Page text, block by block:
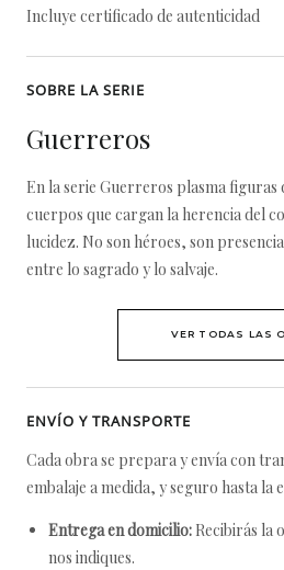
Incluye certificado de autenticidad
SOBRE LA SERIE
Guerreros
En la serie Guerreros plasma
cuerpos que cargan la herencia del
lucidez. No son héroes, son
entre lo sagrado y lo salvaje.
VER TODAS LAS
ENVÍO Y TRANSPORTE
Cada obra se prepara y envía con
embalaje a medida, y seguro hasta la
Entrega en domicilio: Recibirás la
nos indiques.